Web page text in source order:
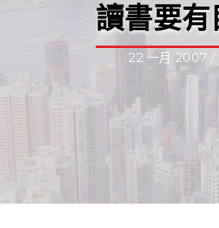
讀書要有
22 一月 2007 /